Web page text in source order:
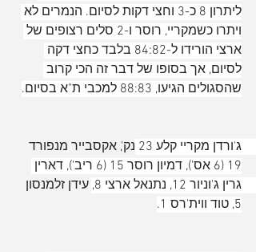
ליתרון 8 כ-3 וחצי דקות לסיום. הנמרים לא
ויתרו כשמקריי, רוסר ו-2 סלים רצופים של
ארצי הורידו ל-84:82 בלבד כחצי דקה
לסיום, אך בסופו של דבר זה הכי קרוב
שהסגולים הגיעו, 88:83 למכבי ת"א בסיום.
ג'ורדן מקריי קלע 23 נק', אקסבייר מנפורד
19 (6 אס'), דמיון רוסר 15 (6 ריב'), דארין
גרין ג'וניור 12, נתנאל ארצי 8, עידן זלמנסון
5, טוד ווית'רס 1.